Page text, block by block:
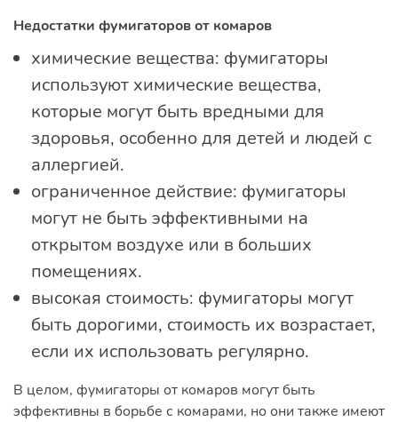
Недостатки фумигаторов от комаров
химические вещества: фумигаторы
используют химические вещества,
которые могут быть вредными для
здоровья, особенно для детей и людей с
аллергией.
ограниченное действие: фумигаторы
могут не быть эффективными на
открытом воздухе или в больших
помещениях.
высокая стоимость: фумигаторы могут
быть дорогими, стоимость их возрастает,
если их использовать регулярно.
В целом, фумигаторы от комаров могут быть
эффективны в борьбе с комарами, но они также имеют